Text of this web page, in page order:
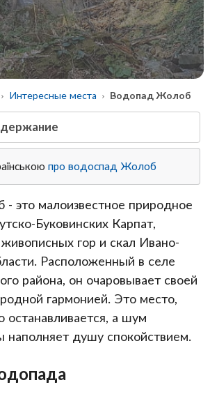
Интересные места Водопад Жолоб
про водоспад Жолоб
это малоизвестное природное
Буковинских Карпат,
гор и скал Ивано-
Расположенный в селе
района, он очаровывает своей
гармонией. Это место,
останавливается, а шум
душу спокойствием.